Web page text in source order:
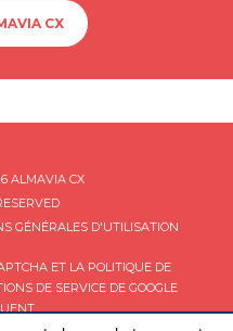
CX
ALMAVIA CX
GÉNÉRALES D'UTILISATION
ET LA POLITIQUE DE
DE SERVICEDE GOOGLE